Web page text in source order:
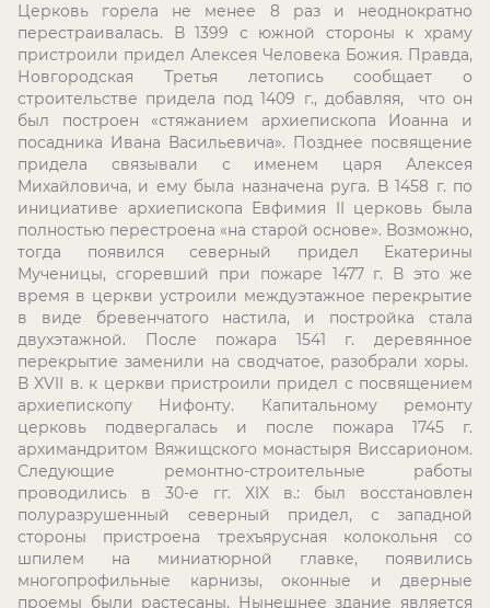
Церковь горела не менее 8 раз и неоднократно
перестраивалась. В 1399 с южной стороны к храму
пристроили придел Алексея Человека Божия. Правда,
Новгородская Третья летопись сообщает о
строительстве придела под 1409 г., добавляя, что он
был построен «стяжанием архиепископа Иоанна и
посадника Ивана Васильевича». Позднее посвящение
придела связывали с именем царя Алексея
Михайловича, и ему была назначена руга. В 1458 г. по
инициативе архиепископа Евфимия II церковь была
полностью перестроена «на старой основе». Возможно,
тогда появился северный придел Екатерины
Мученицы, сгоревший при пожаре 1477 г. В это же
время в церкви устроили междуэтажное перекрытие
в виде бревенчатого настила, и постройка стала
двухэтажной. После пожара 1541 г. деревянное
перекрытие заменили на сводчатое, разобрали хоры.
ВXVII в. к церкви пристроили придел с посвящением
архиепископу Нифонту. Капитальному ремонту
церковь подвергалась и после пожара 1745 г.
архимандритом Вяжищского монастыря Виссарионом.
Следующие ремонтно-строительные работы
проводились в 30-е гг. XIX в.: был восстановлен
полуразрушенный северный придел, с западной
стороны пристроена трехъярусная колокольня со
шпилем на миниатюрной главке, появились
многопрофильные карнизы, оконные и дверные
проемы были растесаны. Нынешнее здание является